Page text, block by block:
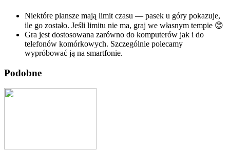
Niektóre plansze mają limit czasu — pasek u góry pokazuje,
ile go zostało. Jeśli limitu nie ma, graj we własnym tempie 😊
Gra jest dostosowana zarówno do komputerów jak i do
telefonów komórkowych. Szczególnie polecamy
wypróbować ją na smartfonie.
Podobne